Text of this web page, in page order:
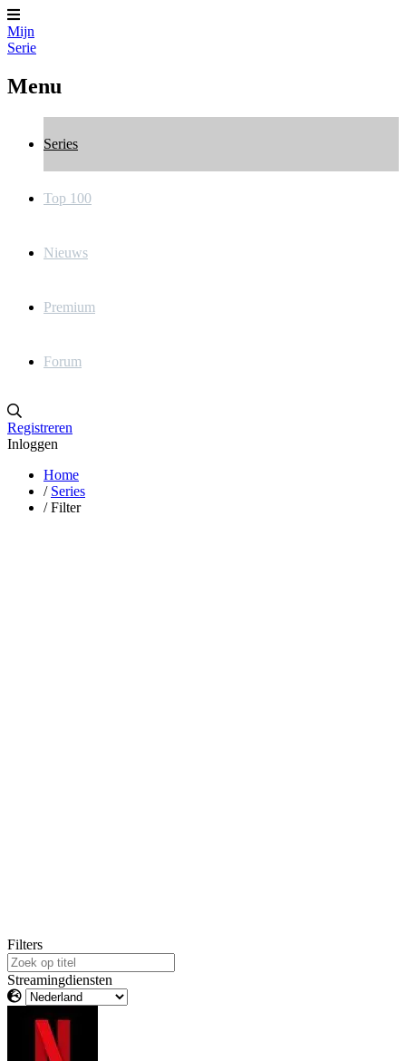
Mijn
Serie
Menu
Series
Top 100
Nieuws
Premium
Forum
Registreren
Inloggen
Home
/ Series
/ Filter
Filters
Streamingdiensten